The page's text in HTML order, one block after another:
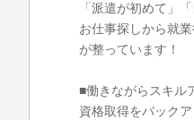
「派遣が初めて」
お仕事探しから就
が整っています！
■働きながらスキル
資格取得をバック